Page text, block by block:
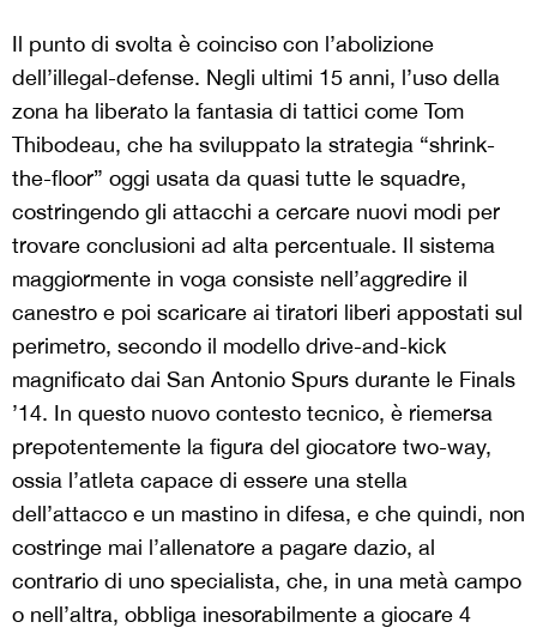
Il punto di svolta è coinciso con l’abolizione
dell’illegal-defense. Negli ultimi 15 anni, l’uso della
zona ha liberato la fantasia di tattici come Tom
Thibodeau, che ha sviluppato la strategia “shrink-
the-floor” oggi usata da quasi tutte le squadre,
costringendo gli attacchi a cercare nuovi modi per
trovare conclusioni ad alta percentuale. Il sistema
maggiormente in voga consiste nell’aggredire il
canestro e poi scaricare ai tiratori liberi appostati sul
perimetro, secondo il modello drive-and-kick
magnificato dai San Antonio Spurs durante le Finals
’14. In questo nuovo contesto tecnico, è riemersa
prepotentemente la figura del giocatore two-way,
ossia l’atleta capace di essere una stella
dell’attacco e un mastino in difesa, e che quindi, non
costringe mai l’allenatore a pagare dazio, al
contrario di uno specialista, che, in una metà campo
o nell’altra, obbliga inesorabilmente a giocare 4